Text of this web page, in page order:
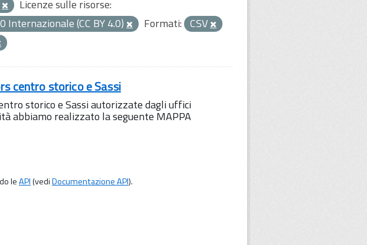
Licenze sulle risorse:
(CC BY 4.0)
Formati: CSV
centro storico e Sassi
storico e Sassi autorizzate dagli uffici
abbiamo realizzato la seguente MAPPA
leAPI(vediDocumentazione API).